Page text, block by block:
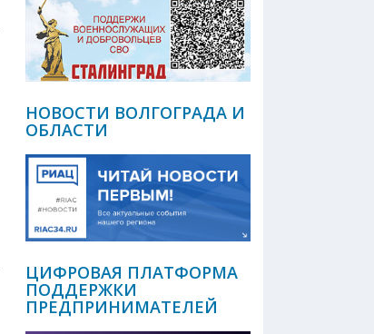
НОВОСТИ ВОЛГОГРАДА И
ОБЛАСТИ
ЦИФРОВАЯ ПЛАТФОРМА
ПОДДЕРЖКИ
ПРЕДПРИНИМАТЕЛЕЙ